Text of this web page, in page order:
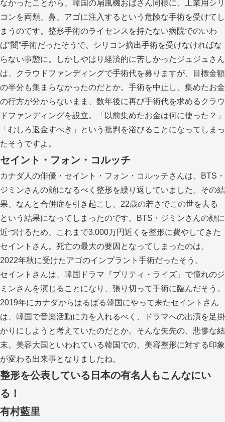
なかったことから、韓国の扇風機おばさん同様に、工業用シリ
コンを両頬、鼻、アゴに注入するという危険な手術を受けてし
まうのです。整形手術のライセンスを持たない病院でのいわ
ば”闇”手術だったそうで、シリコン摘出手術を受けなければな
らない事態に。しかしやはり経済的に苦しかったジュジュさん
は、クラウドファンディングで手術代を募りますが、目標金額
の半分も集まらなかったのだとか。手術を中止し、集めたお金
の行方が分からないまま、数年後に再び手術代を求めるクラウ
ドファンディングを設立。「以前集めたお金は何に使った？」
「むしろ返金すべき」という批判を浴びることになってしまっ
たそうですよ。
セイント・フォン・コルッチ
カナダ人の俳優・セイント・フォン・コルッチさんは、BTS・
ジミンさんの顔になるべく整形を繰り返していました。その結
果、なんと合併症を引き起こし、22歳の若さでこの世を去る
という結果になってしまったのです。BTS・ジミンさんの顔に
近づけるため、これまで3,000万円近くを整形に費やしてきた
セイントさん。死亡の最大の要因となってしまったのは、
2022年秋に受けたアゴのインプラント手術だったそう。
セイントさんは、韓国ドラマ『プリティ・ライズ』で憧れのジ
ミンさんを演じることになり、張り切って手術に臨んだそう。
2019年にカナダからはるばる韓国にやって来たセイントさん
は、韓国で音楽活動に力を入れるべく、ドラマへの出演を足掛
かりにしようと考えていたのだとか。そんな矢先の、悲惨な結
末。美容大国といわれている韓国での、美容整形に対する印象
が変わる出来事となりましたね。
整形を公表している日本の有名人もこんなにい
る！
有村藍里